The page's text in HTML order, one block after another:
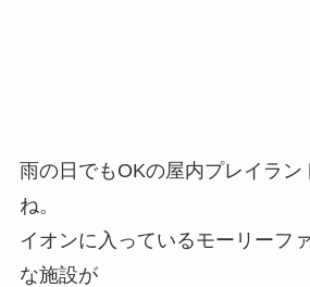
雨の日でもOKの屋内プレイラン
ね。
イオンに入っているモーリーフ
な施設が